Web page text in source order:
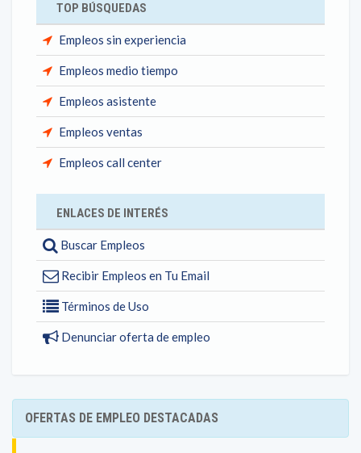
TOP BÚSQUEDAS
Empleos sin experiencia
Empleos medio tiempo
Empleos asistente
Empleos ventas
Empleos call center
ENLACES DE INTERÉS
Buscar Empleos
Recibir Empleos en Tu Email
Términos de Uso
Denunciar oferta de empleo
OFERTAS DE EMPLEO DESTACADAS